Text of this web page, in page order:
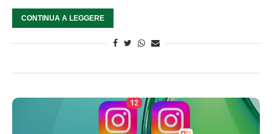
CONTINUA A LEGGERE